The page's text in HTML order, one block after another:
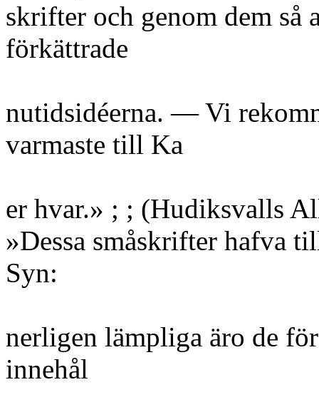
skrifter och genom dem så
förkättrade
nutidsidéerna. — Vi
varmaste till Ka
er hvar.» ; ; (Hudiksvalls
»Dessa småskrifter hafva
Syn:
nerligen lämpliga äro de
innehål